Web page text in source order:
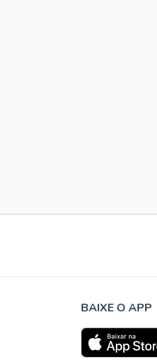
BAIXE O APP